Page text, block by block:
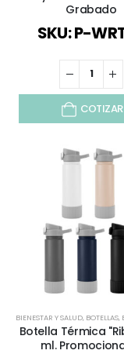
Grabado
SKU: P-
COTIZAR
BIENESTAR Y SALUD, BOTELLAS,
Botella Térmica
ml.